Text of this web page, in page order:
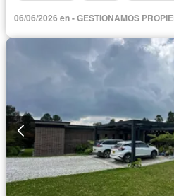
06/06/2026 en - GESTIONAMOS